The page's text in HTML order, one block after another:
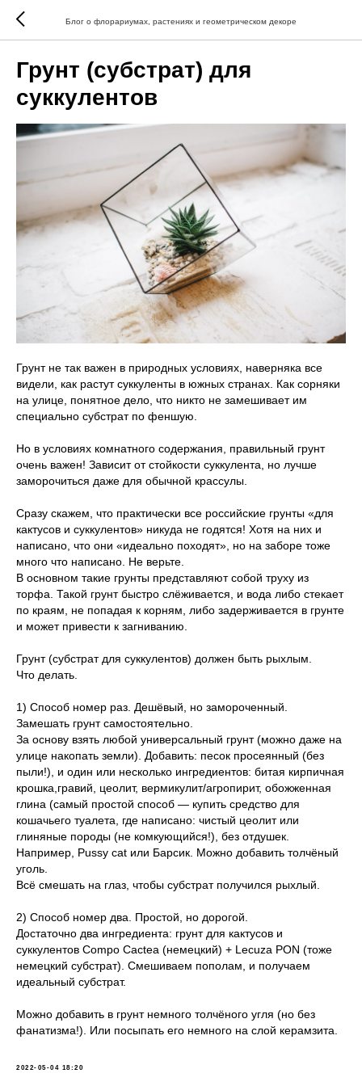
Блог о флорариумах, растениях и геометрическом декоре
Грунт (субстрат) для
суккулентов
Грунт не так важен в природных условиях, наверняка все
видели, как растут суккуленты в южных странах. Как сорняки
на улице, понятное дело, что никто не замешивает им
специально субстрат по феншую.
Но в условиях комнатного содержания, правильный грунт
очень важен! Зависит от стойкости суккулента, но лучше
заморочиться даже для обычной крассулы.
Сразу скажем, что практически все российские грунты «для
кактусов и суккулентов» никуда не годятся! Хотя на них и
написано, что они «идеально походят», но на заборе тоже
много что написано. Не верьте.
В основном такие грунты представляют собой труху из
торфа. Такой грунт быстро слёживается, и вода либо стекает
по краям, не попадая к корням, либо задерживается в грунте
и может привести к загниванию.
Грунт (субстрат для суккулентов) должен быть рыхлым.
Что делать.
1) Способ номер раз. Дешёвый, но замороченный.
Замешать грунт самостоятельно.
За основу взять любой универсальный грунт (можно даже на
улице накопать земли). Добавить: песок просеянный (без
пыли!), и один или несколько ингредиентов: битая кирпичная
крошка,гравий, цеолит, вермикулит/агропирит, обожженная
глина (самый простой способ — купить средство для
кошачьего туалета, где написано: чистый цеолит или
глиняные породы (не комкующийся!), без отдушек.
Например, Pussy cat или Барсик. Можно добавить толчёный
уголь.
Всё смешать на глаз, чтобы субстрат получился рыхлый.
2) Способ номер два. Простой, но дорогой.
Достаточно два ингредиента: грунт для кактусов и
суккулентов Compo Cactea (немецкий) + Lecuza PON (тоже
немецкий субстрат). Смешиваем пополам, и получаем
идеальный субстрат.
Можно добавить в грунт немного толчёного угля (но без
фанатизма!). Или посыпать его немного на слой керамзита.
2022-05-04 18:20